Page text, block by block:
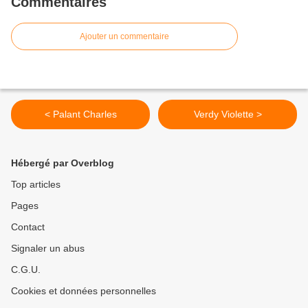
Ajouter un commentaire
< Palant Charles Verdy Violette >
Hébergé par Overblog
Top articles
Pages
Contact
Signaler un abus
C.G.U.
Cookies et données personnelles